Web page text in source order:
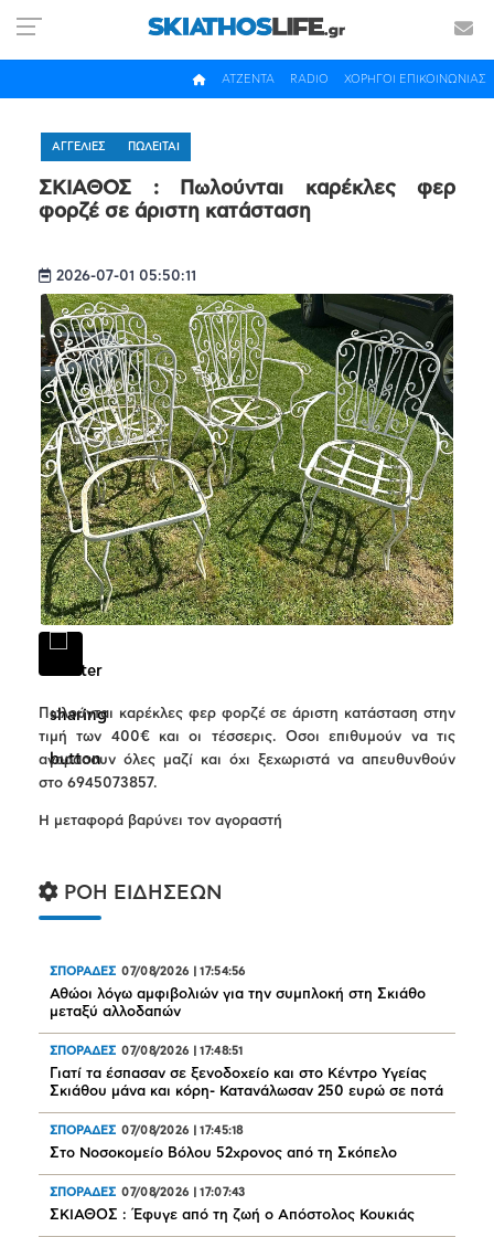
ΧΟΡΗΓΟΙ ΕΠΙΚΟΙΝΩΝΙΑΣ
RADIO
ΑΤΖΕΝΤΑ
ΑΓΓΕΛΙΕΣ ΠΩΛΕΙΤΑΙ
ΣΚΙΑΘΟΣ : Πωλούνται καρέκλες φερ
φορζέ σε άριστη κατάσταση
2026-07-01 05:50:11
Πωλούνται καρέκλες φερ φορζέ σε άριστη κατάσταση στην
τιμή των 400€ και οι τέσσερις. Οσοι επιθυμούν να τις
αγοράσουν όλες μαζί και όχι ξεχωριστά να απευθυνθούν
στο 6945073857.
Η μεταφορά βαρύνει τον αγοραστή
ΡΟΗ ΕΙΔΗΣΕΩΝ
ΣΠΟΡΑΔΕΣ 07/08/2026 17:54:56
Αθώοι λόγω αμφιβολιών για την συμπλοκή στη Σκιάθο
μεταξύ αλλοδαπών
ΣΠΟΡΑΔΕΣ 07/08/2026 17:48:51
Γιατί τα έσπασαν σε ξενοδοχείο και στο Κέντρο Υγείας
Σκιάθου μάνα και κόρη- Κατανάλωσαν 250 ευρώ σε ποτά
ΣΠΟΡΑΔΕΣ 07/08/2026 17:45:18
Στο Νοσοκομείο Βόλου 52χρονος από τη Σκόπελο
ΣΠΟΡΑΔΕΣ 07/08/2026 17:07:43
ΣΚΙΑΘΟΣ : Έφυγε από τη ζωή ο Απόστολος Κουκιάς